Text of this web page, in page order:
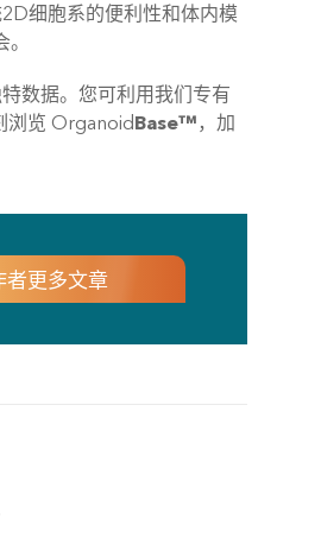
细胞系的便利性和体内模
数据。您可利用我们专有
浏览 OrganoidBase™️，加
者更多文章